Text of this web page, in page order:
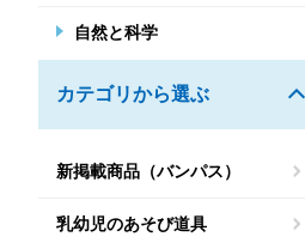
自然と科学
カテゴリから選ぶ
新掲載商品（バンパス）
乳幼児のあそび道具